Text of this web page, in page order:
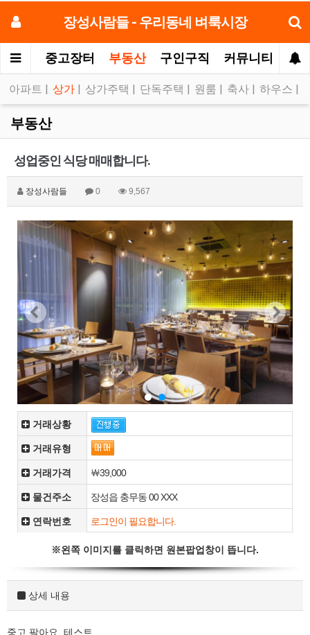
장성사람들 - 우리동네 벼룩시장
중고장터 부동산 구인구직 커뮤니티 모
아파트 | 상가 | 상가주택 | 단독주택 | 원룸 | 축사 | 하우스 |
부동산
성업중인 식당 매매합니다.
장성사람들 0 9,567
거래상황
거래유형
거래가격 ￦39,000
물건주소 장성읍 충무동 00 XXX
연락번호
※왼쪽 이미지를 클릭하면 원본팝업창이 뜹니다.
상세 내용
중고 팔아요. 테스트